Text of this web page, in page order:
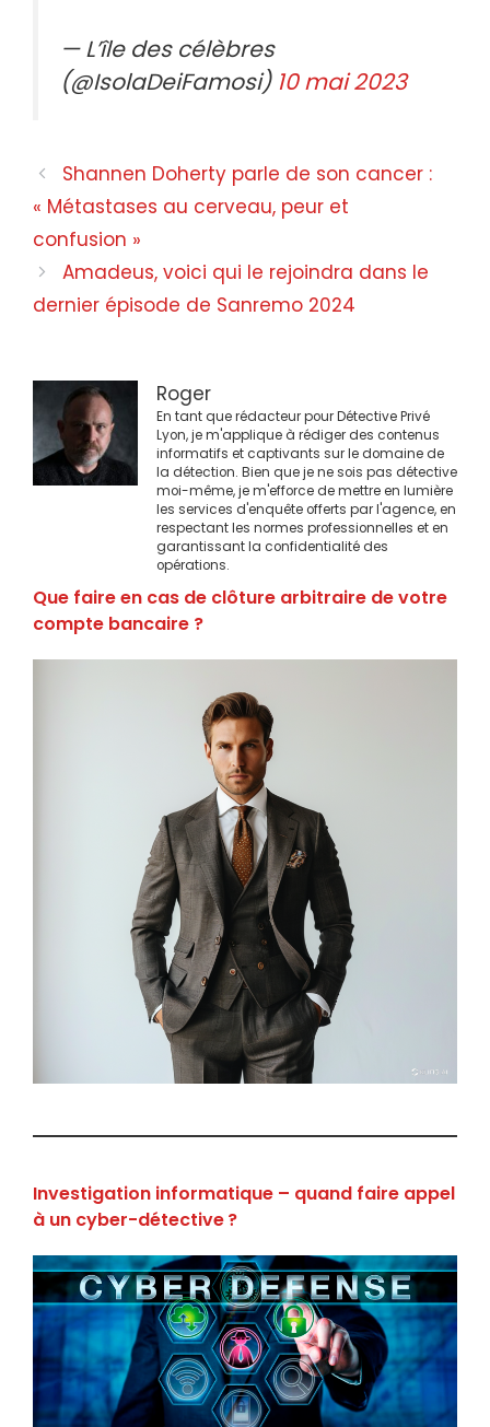
— L’île des célèbres
(@IsolaDeiFamosi) 10 mai 2023
Navigation
des
Shannen Doherty parle de son cancer :
« Métastases au cerveau, peur et
confusion »
Amadeus, voici qui le rejoindra dans le
dernier épisode de Sanremo 2024
Roger
En tant que rédacteur pour Détective Privé
Lyon, je m'applique à rédiger des contenus
informatifs et captivants sur le domaine de
la détection. Bien que je ne sois pas détective
moi-même, je m'efforce de mettre en lumière
les services d'enquête offerts par l'agence, en
respectant les normes professionnelles et en
garantissant la confidentialité des
opérations.
Que faire en cas de clôture arbitraire de votre
compte bancaire ?
Investigation informatique – quand faire appel
à un cyber-détective ?